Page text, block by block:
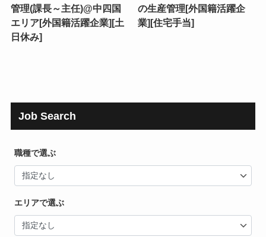
管理(課長～主任)@中四国
エリア[外国籍活躍企業][土
日休み]
の生産管理[外国籍活躍企
業][住宅手当]
Job Search
職種で選ぶ
エリアで選ぶ